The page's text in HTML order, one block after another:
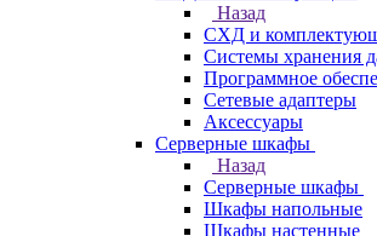
Назад
СХД и
Системы хранения
Программное
Сетевые адаптеры
Аксессуары
Серверные шкафы
Назад
Серверные шкафы
Шкафы напольные
Шкафы настенные